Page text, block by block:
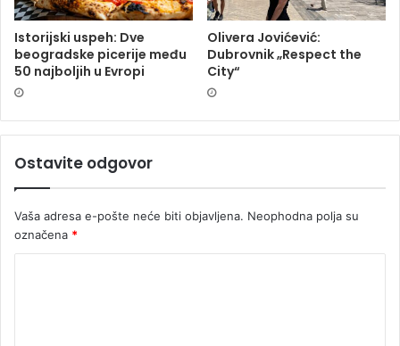
Istorijski uspeh: Dve
beogradske picerije među
50 najboljih u Evropi
Olivera Jovićević:
Dubrovnik „Respect the
City“
Ostavite odgovor
Vaša adresa e-pošte neće biti objavljena. Neophodna polja su
označena *